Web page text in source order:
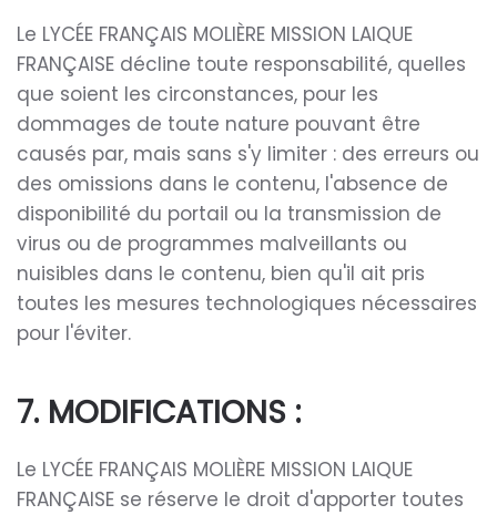
Le LYCÉE FRANÇAIS MOLIÈRE MISSION LAIQUE
FRANÇAISE décline toute responsabilité, quelles
que soient les circonstances, pour les
dommages de toute nature pouvant être
causés par, mais sans s'y limiter : des erreurs ou
des omissions dans le contenu, l'absence de
disponibilité du portail ou la transmission de
virus ou de programmes malveillants ou
nuisibles dans le contenu, bien qu'il ait pris
toutes les mesures technologiques nécessaires
pour l'éviter.
7. MODIFICATIONS :
Le LYCÉE FRANÇAIS MOLIÈRE MISSION LAIQUE
FRANÇAISE se réserve le droit d'apporter toutes